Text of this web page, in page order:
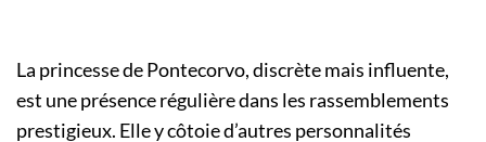
La princesse de Pontecorvo, discrète mais influente,
est une présence régulière dans les rassemblements
prestigieux. Elle y côtoie d’autres personnalités